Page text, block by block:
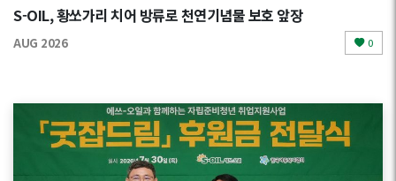
S-OIL, 황쏘가리 치어 방류로 천연기념물 보호 앞장
AUG 2026 0